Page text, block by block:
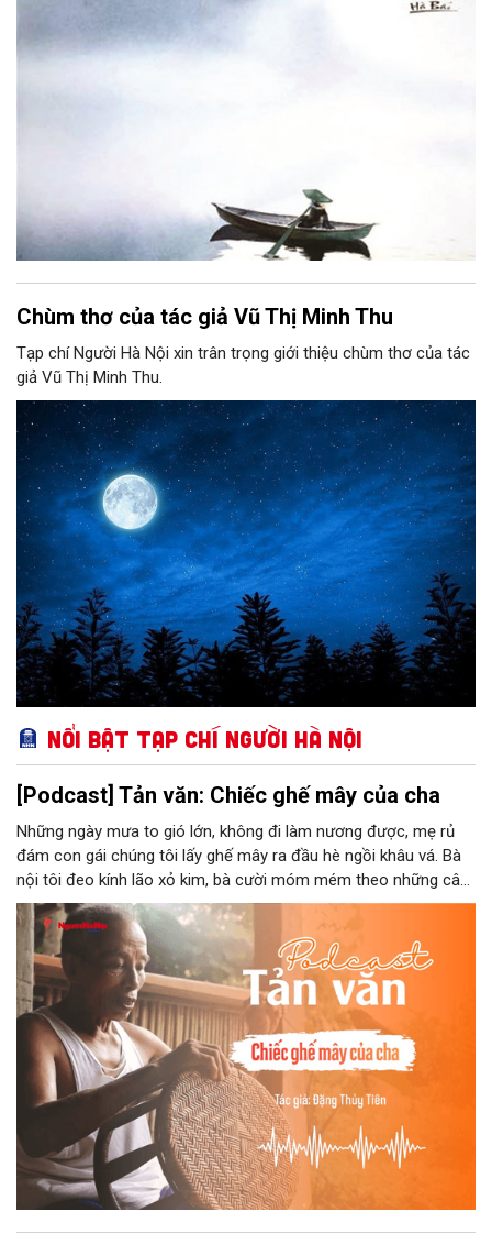
Chùm thơ của tác giả Vũ Thị Minh Thu
Tạp chí Người Hà Nội xin trân trọng giới thiệu chùm thơ của tác
giả Vũ Thị Minh Thu.
Nổi bật Tạp chí Người Hà Nội
[Podcast] Tản văn: Chiếc ghế mây của cha
Những ngày mưa to gió lớn, không đi làm nương được, mẹ rủ
đám con gái chúng tôi lấy ghế mây ra đầu hè ngồi khâu vá. Bà
nội tôi đeo kính lão xỏ kim, bà cười móm mém theo những câu
chuyện kể tếu táo của đám trẻ chúng tôi. Chiếc ghế mây phát
ra âm thanh kin kít chịu đựng sức nặng cơ thể con người theo
những điệu cười khúc khích.